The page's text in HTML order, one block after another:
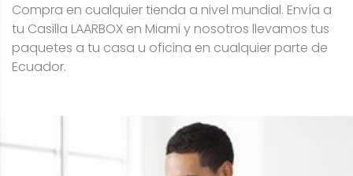
Compra en cualquier tienda a nivel mundial. Envía a
tu Casilla LAARBOX en Miami y nosotros llevamos tus
paquetes a tu casa u oficina en cualquier parte de
Ecuador.